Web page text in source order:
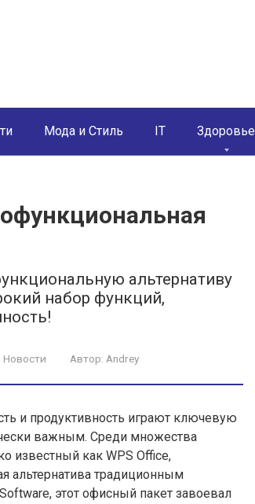
Мода и Стиль IT Здоровье
альтернативу
набор функций,
Новости Автор: Andrey
и продуктивность играют ключевую
важным. Среди множества
известный как WPS Office,
альтернатива традиционным
этот офисный пакет завоевал